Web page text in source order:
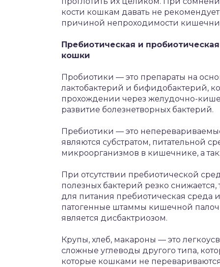
кости кошкам давать не
причиной непроходимости
Пребиотическая и
кошки
Пробиотики — это препараты на
лактобактерий и бифидобактерий,
прохождении через желудочно-
развитие болезнетворных бактерий.
Пребиотики — это
являются субстратом, питательной
микроорганизмов в кишечнике, а
При отсутствии пребиотической
полезных бактерий резко снижается,
для питания пребиотическая
патогенные штаммы кишечной
является дисбактриозом.
Крупы, хлеб, макароны — это
сложные углеводы другого типа,
которые кошками не